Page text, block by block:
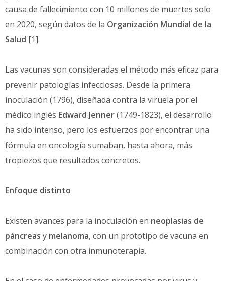
causa de fallecimiento con 10 millones de muertes solo
en 2020, según datos de la Organización Mundial de la
Salud [1].
Las vacunas son consideradas el método más eficaz para
prevenir patologías infecciosas. Desde la primera
inoculación (1796), diseñada contra la viruela por el
médico inglés Edward Jenner(1749-1823), el desarrollo
ha sido intenso, pero los esfuerzos por encontrar una
fórmula en oncología sumaban, hasta ahora, más
tropiezos que resultados concretos.
Enfoque distinto
Existen avances para la inoculación en neoplasias de
páncreas y melanoma, con un prototipo de vacuna en
combinación con otra inmunoterapia.